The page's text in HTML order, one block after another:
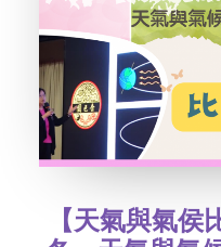
【天氣與氣侯